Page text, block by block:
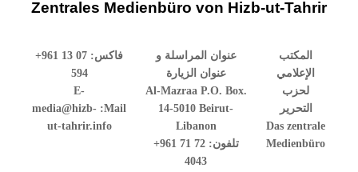
Zentrales Medienbüro von Hizb-ut-Tahrir
المكتب
الإعلامي
لحزب
التحرير
Das zentrale
Medienbüro
عنوان المراسلة و
عنوان الزيارة
Al-Mazraa P.O. Box.
14-5010 Beirut-
Libanon
تلفون:+961 71 72
4043
فاكس: +961 13 07
594
E-
Mail:
media@hizb-
ut-tahrir.info